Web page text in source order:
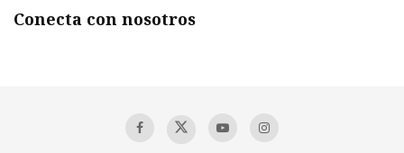
Conecta con nosotros